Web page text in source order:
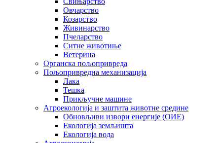
Овчарство
Козарство
Живинарство
Пчеларство
Ситне животиње
Ветерина
Органска пољопривреда
Пољопривредна механизација
Лака
Тешка
Прикључне машине
Агроекологија и заштита животне средине
Обновљиви извори енергије (ОИЕ)
Екологија земљишта
Екологија вода